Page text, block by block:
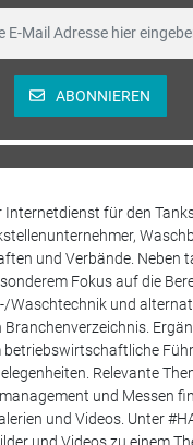
ABONNIEREN
Internetdienst für den
und Verbände. Neben
Fokus auf die
Waschtechnik und
Branchenverzeichnis.
betriebswirtschaftliche
Relevante
und Messen
und Videos. Unter